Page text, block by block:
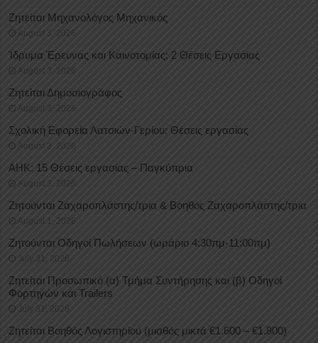
Ζητείται Μηχανολόγος Μηχανικός
August 3, 2026
Ίδρυμα Έρευνας και Καινοτομίας: 2 Θέσεις Εργασίας
August 3, 2026
Ζητείται Δημοσιογράφος
August 3, 2026
Σχολική Εφορεία Λατσιών-Γερίου: Θέσεις εργασίας
August 3, 2026
ΑΗΚ: 15 Θέσεις εργασίας – Παγκύπρια
August 3, 2026
Ζητούνται Ζαχαροπλάστης/τρια & Βοηθός Ζαχαροπλάστης/τρια
August 1, 2026
Ζητούνται Οδηγοί Πωλήσεων (ωράριο 4:30πμ-11:00πμ)
July 31, 2026
Ζητείται Προσωπικό (α) Τμήμα Συντήρησης και (β) Οδηγοί
Φορτηγών και Trailers
July 31, 2026
Ζητείται Βοηθός Λογιστηρίου (μισθός μικτά €1.600 – €1.800)